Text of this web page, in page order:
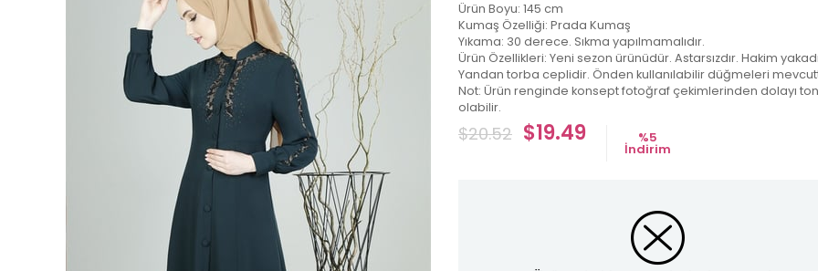
Ürün Boyu: 145 cm
Kumaş Özelliği: Prada Kumaş
Yıkama: 30 derece. Sıkma yapılmamalıdır.
Ürün Özellikleri: Yeni sezon ürünüdür. Astarsızdır. Hakim
Yandan torba ceplidir. Önden kullanılabilir düğmeleri
Not: Ürün renginde konsept fotoğraf çekimlerinden dolayı ton
olabilir.
$20.52 $19.49 %5
İndirim